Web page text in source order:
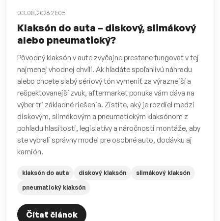
03.08.2026 21:05
Klaksón do auta – diskový, slimákový
alebo pneumatický?
Pôvodný klaksón v aute zvyčajne prestane fungovať v tej
najmenej vhodnej chvíli. Ak hľadáte spoľahlivú náhradu
alebo chcete slabý sériový tón vymeniť za výraznejší a
rešpektovanejší zvuk, aftermarket ponuka vám dáva na
výber tri základné riešenia. Zistite, aký je rozdiel medzi
diskovým, slimákovým a pneumatickým klaksónom z
pohľadu hlasitosti, legislatívy a náročnosti montáže, aby
ste vybrali správny model pre osobné auto, dodávku aj
kamión.
klaksón do auta diskový klaksón
slimákový klaksón
pneumatický klaksón
Čítať článok